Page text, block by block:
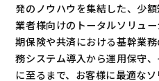
発のノウハウを集結した、少
業者様向けのトータルソリュ
期保険や共済における基幹業
務システム導入から運用保守
に至るまで、お客様に最適な